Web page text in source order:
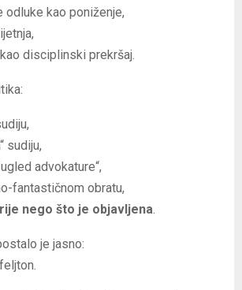
odluke kao poniženje,
disciplinski prekršaj.
sudiju,
advokature“,
fantastičnom obratu,
nego što je objavljena.
je jasno: